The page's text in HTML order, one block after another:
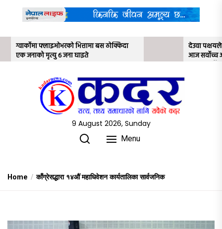
content
बस ठोक्किदा
देउवा पक्षयले दिएकोे पुनरावलोकन निवेदनमाथि
आज सर्वोच्च अदालतका तीन न्यायाधीशले
9 August 2026, Sunday
Menu
Home काँग्रेसद्धारा १४औं महाधिवेशन कार्यतालिका सार्वजनिक